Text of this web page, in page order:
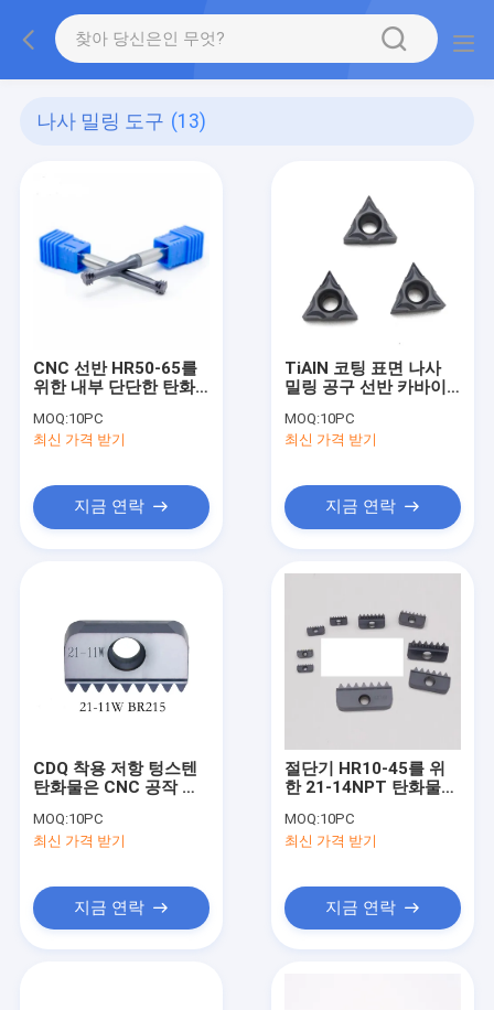
나사 밀링 도구 (13)
CNC 선반 HR50-65를
위한 내부 단단한 탄화
절단기 끝 선반
MOQ:10PC
최신 가격 받기
지금 연락
TiAlN 코팅 표면 나사
밀링 공구 선반 카바이
3UIDA60
MOQ:10PC
최신 가격 받기
지금 연락
CDQ 착용 저항 텅스텐
탄화물은 CNC 공작 기
다
MOQ:10PC
최신 가격 받기
지금 연락
절단기 HR10-45를 위
한 21-14NPT 탄화물
입
MOQ:10PC
최신 가격 받기
지금 연락